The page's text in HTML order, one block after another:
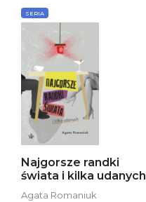
SERIA
Najgorsze randki
świata i kilka udanych
Agata Romaniuk